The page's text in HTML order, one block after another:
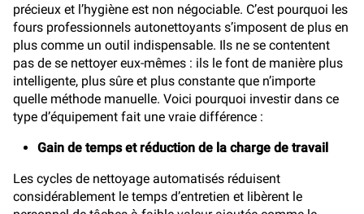
précieux et l’hygiène est non négociable. C’est pourquoi les
fours professionnels autonettoyants s’imposent de plus en
plus comme un outil indispensable. Ils ne se contentent
pas de se nettoyer eux-mêmes : ils le font de manière plus
intelligente, plus sûre et plus constante que n’importe
quelle méthode manuelle. Voici pourquoi investir dans ce
type d’équipement fait une vraie différence :
Gain de temps et réduction de la charge de travail
Les cycles de nettoyage automatisés réduisent
considérablement le temps d’entretien et libèrent le